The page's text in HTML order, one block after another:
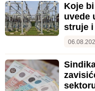
Koje
uvede
struje